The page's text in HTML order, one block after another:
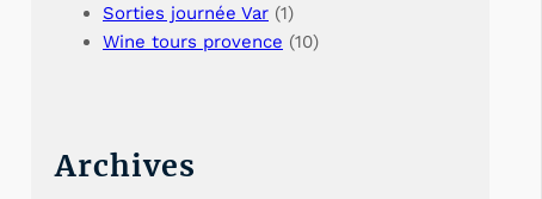
Sorties journée Var (1)
Wine tours provence (10)
Archives